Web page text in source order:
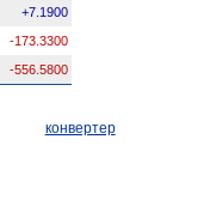
+7.1900
-173.3300
-556.5800
конвертер